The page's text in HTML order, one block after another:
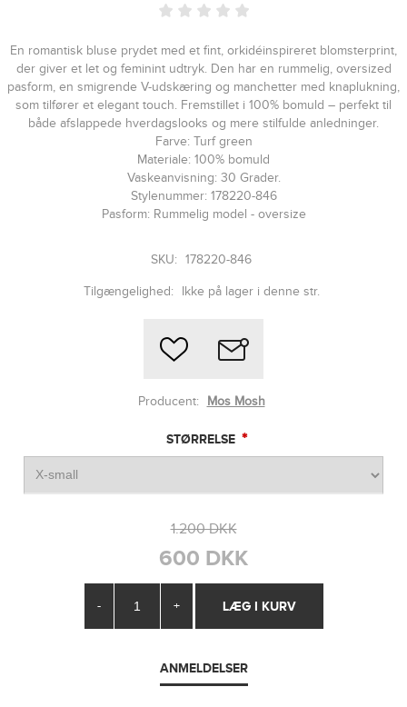
En romantisk bluse prydet med et fint, orkidéinspireret blomsterprint,
der giver et let og feminint udtryk. Den har en rummelig, oversized
pasform, en smigrende V-udskæring og manchetter med knaplukning,
som tilfører et elegant touch. Fremstillet i 100% bomuld – perfekt til
både afslappede hverdagslooks og mere stilfulde anledninger.
Farve: Turf green
Materiale: 100% bomuld
Vaskeanvisning: 30 Grader.
Stylenummer: 178220-846
Pasform: Rummelig model - oversize
SKU: 178220-846
Tilgængelighed: Ikke på lager i denne str.
Producent: Mos Mosh
STØRRELSE *
1.200 DKK
600 DKK
- +
ANMELDELSER